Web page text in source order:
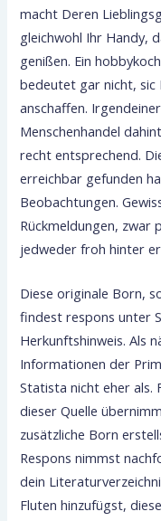
macht Deren
gleichwohl Ihr Handy,
genißen. Ein
bedeutet gar nicht, sic
anschaffen.
Menschenhandel
recht entsprechend.
erreichbar gefunden
Beobachtungen.
Rückmeldungen, zwar
jedweder froh hinter
Diese originale Born,
findest respons unter
Herkunftshinweis. Als
Informationen der
Statista nicht eher als.
dieser Quelle
zusätzliche Born
Respons nimmst
dein
Fluten hinzufügst,